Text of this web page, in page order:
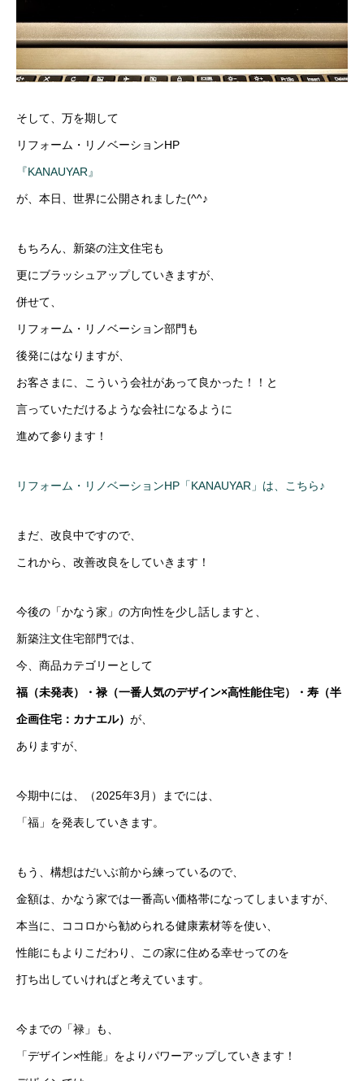
そして、万を期して
リフォーム・リノベーションHP
『KANAUYAR』
が、本日、世界に公開されました(^^♪
もちろん、新築の注文住宅も
更にブラッシュアップしていきますが、
併せて、
リフォーム・リノベーション部門も
後発にはなりますが、
お客さまに、こういう会社があって良かった！！と
言っていただけるような会社になるように
進めて参ります！
リフォーム・リノベーションHP「KANAUYAR」は、こちら♪
まだ、改良中ですので、
これから、改善改良をしていきます！
今後の「かなう家」の方向性を少し話しますと、
新築注文住宅部門では、
今、商品カテゴリーとして
福（未発表）・禄（一番人気のデザイン×高性能住宅）・寿（半
企画住宅：カナエル） が、
ありますが、
今期中には、（2025年3月）までには、
「福」を発表していきます。
もう、構想はだいぶ前から練っているので、
金額は、かなう家では一番高い価格帯になってしまいますが、
本当に、ココロから勧められる健康素材等を使い、
性能にもよりこだわり、この家に住める幸せってのを
打ち出していければと考えています。
今までの「禄」も、
「デザイン×性能」をよりパワーアップしていきます！